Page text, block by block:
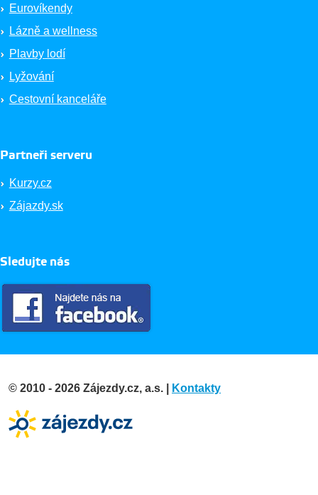
Eurovíkendy
Lázně a wellness
Plavby lodí
Lyžování
Cestovní kanceláře
Partneři serveru
Kurzy.cz
Zájazdy.sk
Sledujte nás
© 2010 - 2026 Zájezdy.cz, a.s. | Kontakty